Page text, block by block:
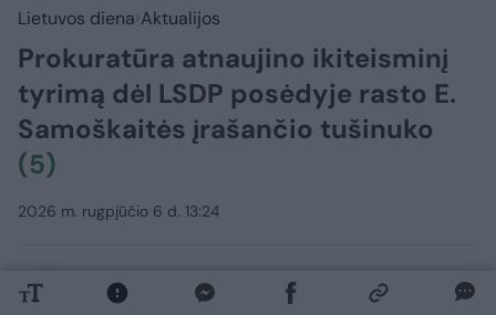
Lietuvos diena Aktualijos
Prokuratūra atnaujino ikiteisminį
tyrimą dėl LSDP posėdyje rasto E.
Samoškaitės įrašančio tušinuko
(5)
2026 m. rugpjūčio 6 d. 13:24
Lrytas.lt